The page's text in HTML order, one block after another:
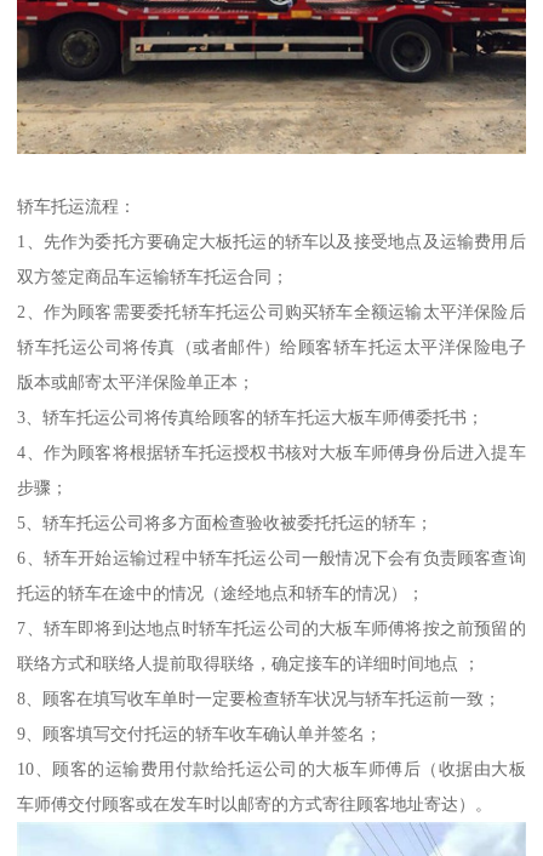
轿车托运流程：
1、先作为委托方要确定大板托运的轿车以及接受地点及运输费用后
双方签定商品车运输轿车托运合同；
2、作为顾客需要委托轿车托运公司购买轿车全额运输太平洋保险后
轿车托运公司将传真（或者邮件）给顾客轿车托运太平洋保险电子
版本或邮寄太平洋保险单正本；
3、轿车托运公司将传真给顾客的轿车托运大板车师傅委托书；
4、作为顾客将根据轿车托运授权书核对大板车师傅身份后进入提车
步骤；
5、轿车托运公司将多方面检查验收被委托托运的轿车；
6、轿车开始运输过程中轿车托运公司一般情况下会有负责顾客查询
托运的轿车在途中的情况（途经地点和轿车的情况）；
7、轿车即将到达地点时轿车托运公司的大板车师傅将按之前预留的
联络方式和联络人提前取得联络，确定接车的详细时间地点 ；
8、顾客在填写收车单时一定要检查轿车状况与轿车托运前一致；
9、顾客填写交付托运的轿车收车确认单并签名；
10、顾客的运输费用付款给托运公司的大板车师傅后（收据由大板
车师傅交付顾客或在发车时以邮寄的方式寄往顾客地址寄达）。